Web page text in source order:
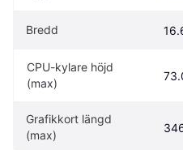
Bredd
CPU-kylare höjd
(max)
Grafikkort längd
(max)